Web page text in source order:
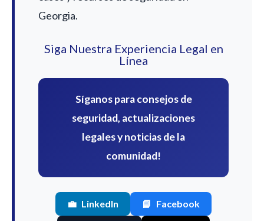
Georgia.
Siga Nuestra Experiencia Legal en
Línea
Síganos para consejos de
seguridad, actualizaciones
legales y noticias de la
comunidad!
💼 LinkedIn 📘 Facebook